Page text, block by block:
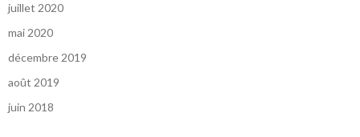
juillet 2020
mai 2020
décembre 2019
août 2019
juin 2018